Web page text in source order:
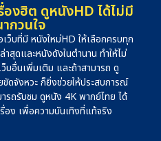
งฮิต ดูหนังHD ได้ไม่มี
กวนใจ
ว็บที่มี หนังใหม่HD ให้เลือกครบทุก
สุดและหนังดังในตำนาน ทำให้ไม่
บอื่นเพิ่มเติม และถ้าสามารถ ดู
ดจังหวะ ก็ยิ่งช่วยให้ประสบการณ์
รถรับชม ดูหนัง 4K พากย์ไทย ได้
อง เพื่อความบันเทิงที่แท้จริง